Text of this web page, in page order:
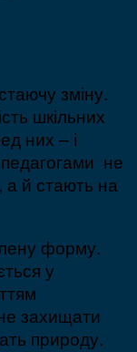
зміну.
шкільних
них – і
не
а й стають на
форму.
у
захищати
природу.